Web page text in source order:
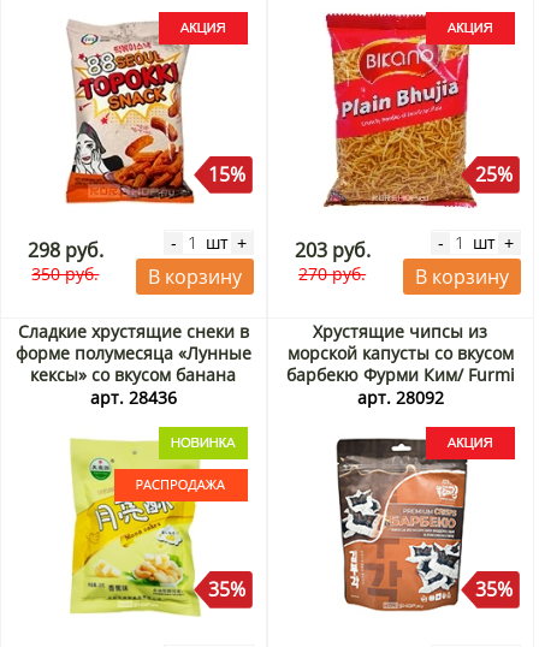
15%
298 руб.
350 руб.
- шт +
В корзину
25%
203 руб.
270 руб.
- шт +
В корзину
Сладкие хрустящие снеки в
форме полумесяца «Лунные
кексы» со вкусом банана
Тянь И Юань / Tian Yi Yuan,
08.09.2026. Распродажа
арт. 28436
35%
Хрустящие чипсы из
морской капусты со вкусом
барбекю Фурми Ким/ Furmi
Kim, Корея, 30 г Акция
арт. 28092
35%